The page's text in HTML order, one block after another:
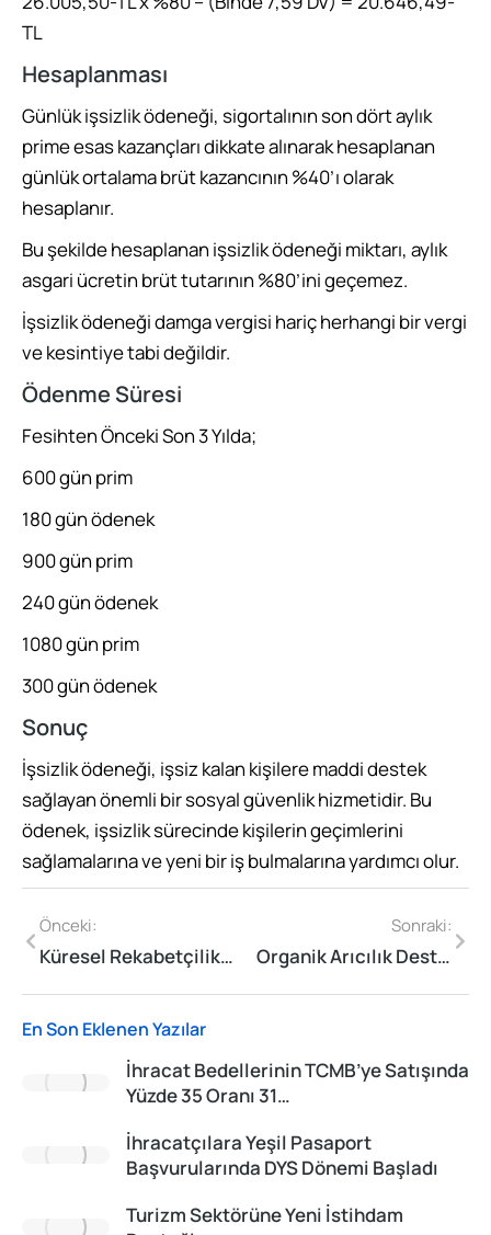
TL
Hesaplanması
Günlük işsizlik ödeneği, sigortalının son dört aylık
prime esas kazançları dikkate alınarak hesaplanan
günlük ortalama brüt kazancının %40’ı olarak
hesaplanır.
Bu şekilde hesaplanan işsizlik ödeneği miktarı, aylık
asgari ücretin brüt tutarının %80’ini geçemez.
İşsizlik ödeneği damga vergisi hariç herhangi bir vergi
ve kesintiye tabi değildir.
Ödenme Süresi
Fesihten Önceki Son 3 Yılda;
600 gün prim
180 gün ödenek
900 gün prim
240 gün ödenek
1080 gün prim
300 gün ödenek
Sonuç
İşsizlik ödeneği, işsiz kalan kişilere maddi destek
sağlayan önemli bir sosyal güvenlik hizmetidir. Bu
ödenek, işsizlik sürecinde kişilerin geçimlerini
sağlamalarına ve yeni bir iş bulmalarına yardımcı olur.
Önceki:
Küresel Rekabetçilik Destek Programı Nedir?
Sonraki:
Organik Arıcılık Desteği (OAKD) Nedir?
En Son Eklenen Yazılar
İhracat Bedellerinin TCMB’ye Satışında
Yüzde 35 Oranı 31…
İhracatçılara Yeşil Pasaport
Başvurularında DYS Dönemi Başladı
Turizm Sektörüne Yeni İstihdam